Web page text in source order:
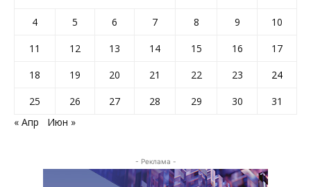
4
5 6 7 8 9
10
11
12 13 14 15 16
17
18
19 20 21 22 23
24
25
26 27 28 29 30
31
« Апр
Июн »
- Реклама -